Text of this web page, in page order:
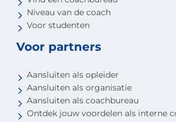
Niveau van de coach
Voor studenten
Voor partners
Aansluiten als opleider
Aansluiten als organisatie
Aansluiten als coachbureau
Ontdek jouw voordelen als interne